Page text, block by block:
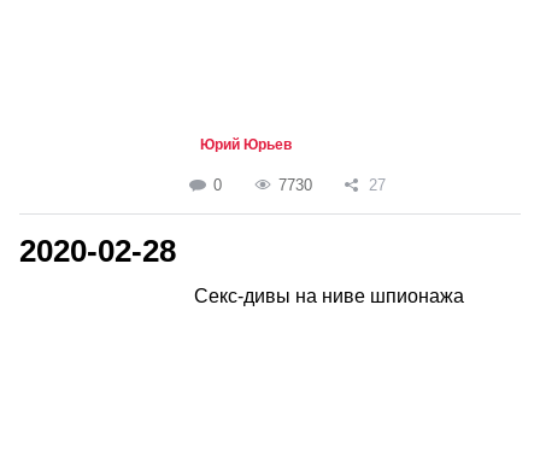
Юрий Юрьев
0 7730 27
2020-02-28
Секс-дивы на ниве шпионажа